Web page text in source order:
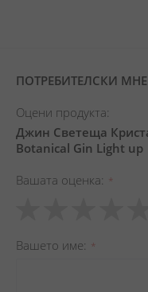
ПОТРЕБИТЕЛСКИ
Оцени продукта:
Джин Светеща
Botanical Gin Light up
Вашата оценка
star
stars
stars
stars
stars
Вашето име